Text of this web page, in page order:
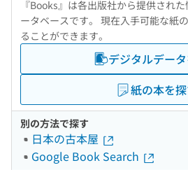
『Books』は各出版社から提供され
ータベースです。 現在入手可能な紙
ることができます。
デジタルデー
紙の本を
別の方法で探す
日本の古本屋
Google Book Search